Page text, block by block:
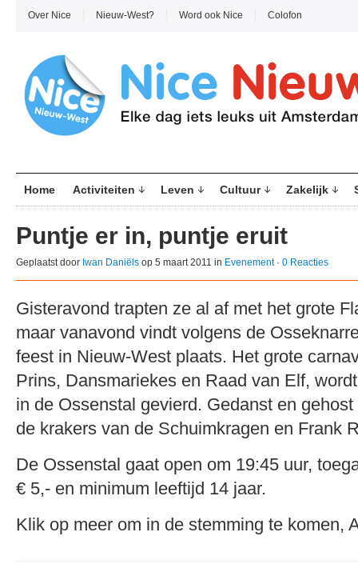
Over Nice Nieuw-West? Word ook Nice Colofon
Home Activiteiten Leven Cultuur Zakelijk
Puntje er in, puntje eruit
Geplaatst door Iwan Daniëls op 5 maart 2011 in Evenement· 0 Reacties
Gisteravond trapten ze al af met het grote
maar vanavond vindt volgens de
feest in Nieuw-West plaats. Het grote
Prins, Dansmariekes en Raad van Elf,
in de Ossenstal gevierd. Gedanst en
de krakers van de Schuimkragen en Frank
De Ossenstal gaat open om 19:45 uur,
€ 5,- en minimum leeftijd 14 jaar.
Klik op meer om in de stemming te komen,